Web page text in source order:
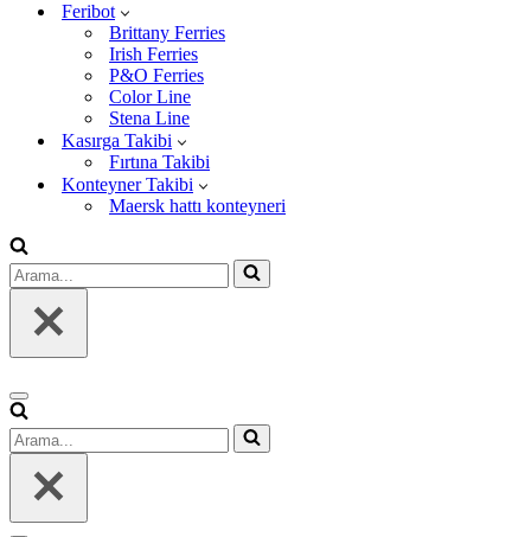
Feribot
Brittany Ferries
Irish Ferries
P&O Ferries
Color Line
Stena Line
Kasırga Takibi
Fırtına Takibi
Konteyner Takibi
Maersk hattı konteyneri
Arama...
Dolaşım
menüsü
Arama...